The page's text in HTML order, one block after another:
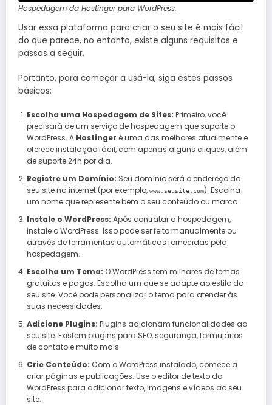
Hospedagem da Hostinger para WordPress.
Usar essa plataforma para criar o seu site é mais fácil
do que parece, no entanto, existe alguns requisitos e
passos a seguir.
Portanto, para começar a usá-la, siga estes passos
básicos:
Escolha uma Hospedagem de Sites: Primeiro, você
precisará de um serviço de hospedagem que suporte o
WordPress. A Hostinger é uma das melhores atualmente e
oferece instalação fácil, com apenas alguns cliques, além
de suporte 24h por dia.
Registre um Domínio: Seu domínio será o endereço do
seu site na internet (por exemplo, www.seusite.com). Escolha
um nome que represente bem o seu conteúdo ou marca.
Instale o WordPress: Após contratar a hospedagem,
instale o WordPress. Isso pode ser feito manualmente ou
através de ferramentas automáticas fornecidas pela
hospedagem.
Escolha um Tema: O WordPress tem milhares de temas
gratuitos e pagos. Escolha um que se adapte ao estilo do
seu site. Você pode personalizar o tema para atender às
suas necessidades.
Adicione Plugins: Plugins adicionam funcionalidades ao
seu site. Existem plugins para SEO, segurança, formulários
de contato e muito mais.
Crie Conteúdo: Com o WordPress instalado, comece a
criar páginas e publicações. Use o editor de texto do
WordPress para adicionar texto, imagens e vídeos ao seu
site.